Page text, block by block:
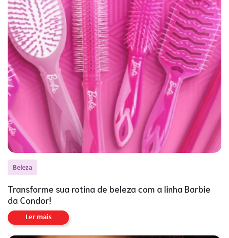
Beleza
Transforme sua rotina de beleza com a linha Barbie
da Condor!
Ler mais